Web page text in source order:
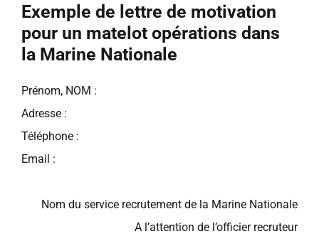
Exemple de lettre de motivation
pour un matelot opérations dans
la Marine Nationale
Prénom, NOM :
Adresse :
Téléphone :
Email :
Nom du service recrutement de la Marine Nationale
A l’attention de l’officier recruteur